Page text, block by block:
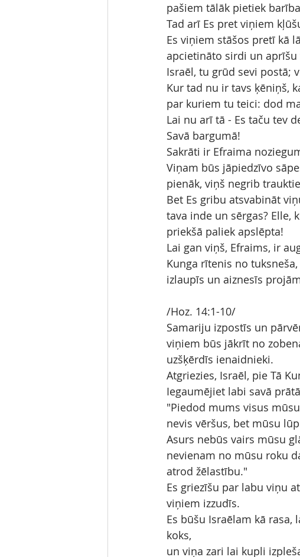
pašiem tālāk pietiek
Tad arī Es pret viņiem
Es viņiem stāšos pretī kā
apcietināto sirdi un
Israēl, tu grūd sevi postā;
Kur tad nu ir tavs ķēniņš,
par kuriem tu teici: dod
Lai nu arī tā - Es taču tev
Savā bargumā!
Sakrāti ir Efraima
Viņam būs jāpiedzīvo
pienāk, viņš negrib
Bet Es gribu atsvabināt
tava inde un sērgas? Elle,
priekšā paliek apslēpta!
Lai gan viņš, Efraims, ir
Kunga rītenis no
izlaupīs un aiznesīs
/Hoz. 14:1-10/
Samariju izpostīs un
viņiem būs jākrīt no
uzšķērdīs ienaidnieki.
Atgriezies, Israēl, pie Tā
Iegaumējiet labi savā
"Piedod mums visus
nevis vēršus, bet mūsu
Asurs nebūs vairs mūsu
nevienam no mūsu roku
atrod žēlastību."
Es griezīšu par labu viņu
viņiem izzudīs.
Es būšu Israēlam kā
koks,
un viņa zari lai kupli